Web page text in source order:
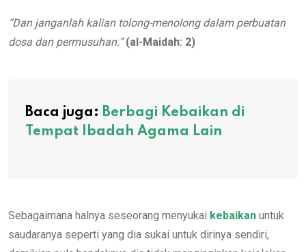
“Dan janganlah kalian tolong-menolong dalam perbuatan
dosa dan permusuhan.” (al-Maidah: 2)
Baca juga: Berbagi Kebaikan di
Tempat Ibadah Agama Lain
Sebagaimana halnya seseorang menyukai kebaikan untuk
saudaranya seperti yang dia sukai untuk dirinya sendiri,